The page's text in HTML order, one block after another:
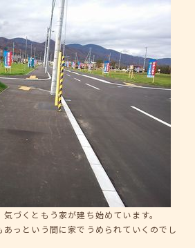
づくともう家が建ち始めています。
っという間に家でうめられていくのでし